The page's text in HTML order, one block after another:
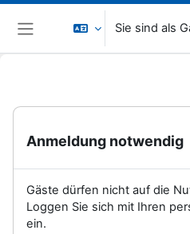
Zum Hauptinhalt
Website-Übersicht
Sie sind als
Anmeldung notwendig
Gäste dürfen nicht auf die
Loggen Sie sich mit Ihren
ein.